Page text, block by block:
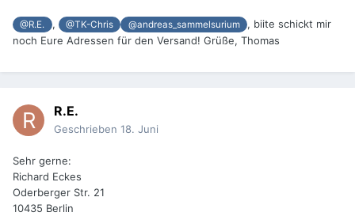
@R.E. , @TK-Chris @andreas_sammelsurium
, biite schickt mir
noch Eure Adressen für den Versand! Grüße, Thomas
R.E.
Geschrieben 18. Juni
Sehr gerne:
Richard Eckes
Oderberger Str. 21
10435 Berlin